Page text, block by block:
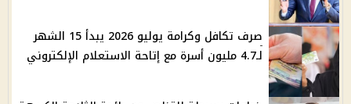
صرف تكافل وكرامة يوليو 2026 يبدأ 15 الشهر
لـ4.7 مليون أسرة مع إتاحة الاستعلام الإلكتروني